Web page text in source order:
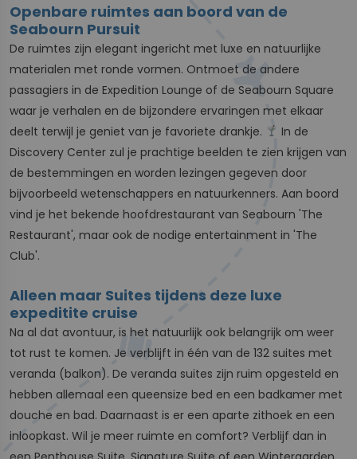
Openbare ruimtes aan boord van de
Seabourn Pursuit
De ruimtes zijn elegant ingericht met luxe en natuurlijke
materialen met ronde vormen. Ontmoet de andere
passagiers in de Expedition Lounge of de Seabourn Square
waar je verhalen en de bijzondere ervaringen met elkaar
deelt terwijl je geniet van je favoriete drankje.
In de
Discovery Center zul je prachtige beelden te zien krijgen van
de bestemmingen en worden lezingen gegeven door
bijvoorbeeld wetenschappers en natuurkenners. Aan boord
vind je het bekende hoofdrestaurant van Seabourn 'The
Restaurant', maar ook de nodige entertainment in 'The
Club'.
Alleen maar Suites tijdens deze luxe
expeditite cruise
Na al dat avontuur, is het natuurlijk ook belangrijk om weer
tot rust te komen. Je verblijft in één van de 132 suites met
veranda (balkon). De veranda suites zijn ruim opgesteld en
hebben allemaal een queensize bed en een badkamer met
douche en bad. Daarnaast is er een aparte zithoek en een
inloopkast. Wil je meer ruimte en comfort? Verblijf dan in